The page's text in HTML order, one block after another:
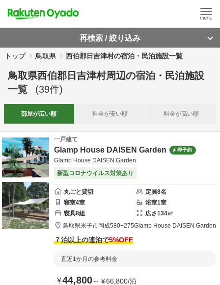
再検索 / 絞り込み
トップ 鳥取県 西伯郡日吉津村の宿泊・民泊施設一覧
鳥取県西伯郡日吉津村周辺の宿泊・民泊施設
一覧
(39件)
部屋が広い順 料金が安い順 料金が高い順
一戸建て
Glamp House DAISEN Garden 即予約
Glamp House DAISEN Garden
新型コロナウイルス対策あり
丸ごと貸切 定員8名
寝室4室 浴室1室
寝具8組 広さ134㎡
鳥取県米子市岡成580−275Glamp House DAISEN Garden
７泊以上の連泊で5%OFF
直近1か月の参考料金
¥44,800～ ¥66,800/泊